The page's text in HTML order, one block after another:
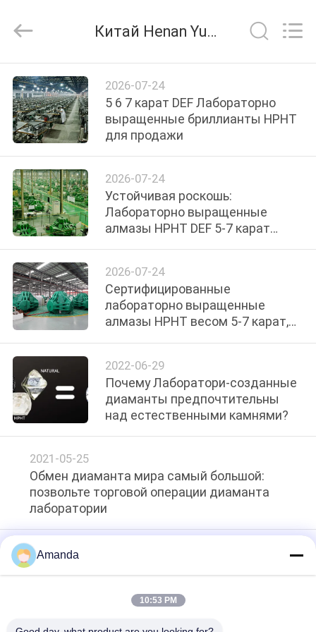
ДОМ
ПРОДУКТЫ
О
НАС
ПУТЕШЕСТВИЕ
ФАБРИКИ
ПРОВЕРКА
КАЧЕСТВА
СВЯЖИТЕСЬ
МЫ
НОВОСТИ
СЛУЧАИ
КАРТА
САЙТА
POLICY
Yuda
Crystal
Rights
Китай Henan Yuda Crystal Co.,Ltd Новости компании
2026-07-24
5 6 7 карат DEF Лабораторно
выращенные бриллианты HPHT
для продажи
2026-07-24
Устойчивая роскошь:
Лабораторно выращенные
алмазы HPHT DEF 5-7 карат
камнями
2026-07-24
Сертифицированные
лабораторно выращенные
алмазы HPHT весом 5-7 карат,
ювелирных изделий по всему
миру
2022-06-29
Почему Лаборатори-созданные
диаманты предпочтительны
над естественными камнями?
2021-05-25
Обмен диаманта мира самый большой:
позвольте торговой операции диаманта
лаборатории
2021-05-25
NGTC уточнило стандарты предприятия
Amanda
10:53 PM